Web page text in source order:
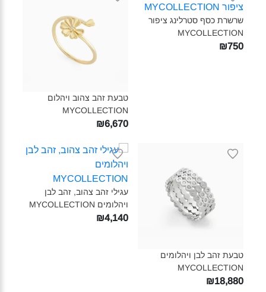
שרשרת כסף סטרלינג ציפור
MYCOLLECTION‎
₪750
טבעת זהב צהוב ויהלום
MYCOLLECTION‎
₪6,670
טבעת זהב לבן ויהלומים
MYCOLLECTION‎
₪18,880
עגילי זהב צהוב, זהב לבן
ויהלומים MYCOLLECTION‎
₪4,140